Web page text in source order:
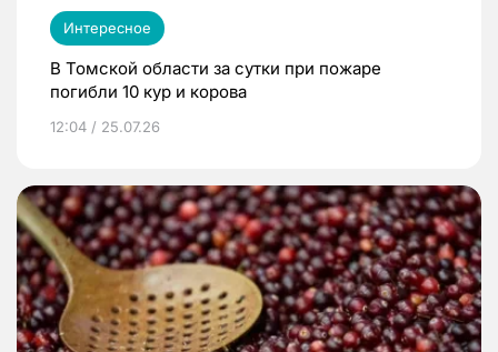
Интересное
В Томской области за сутки при пожаре
погибли 10 кур и корова
12:04 / 25.07.26